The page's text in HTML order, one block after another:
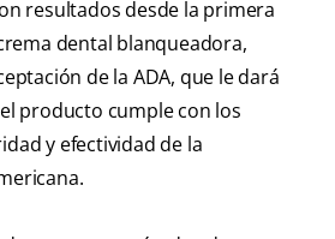
resultados desde la primera
dental blanqueadora,
de la ADA, que le dará
producto cumple con los
y efectividad de la